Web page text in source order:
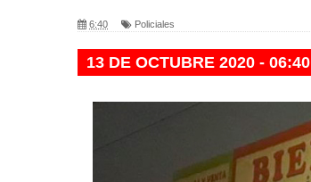
6:40 Policiales
13 DE OCTUBRE 2020 - 06:40